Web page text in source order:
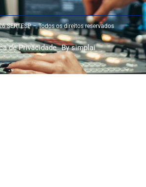
SERTESP – Todos os direitos reservados
de Privacidade By simplai